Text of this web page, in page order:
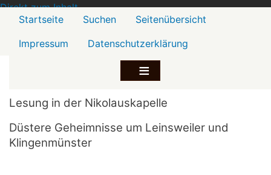
Direkt zum Inhalt
Menü2
Startseite Suchen
Seitenübersicht
Impressum
Datenschutzerklärung
Lesung in der Nikolauskapelle
Düstere Geheimnisse um Leinsweiler und
Klingenmünster